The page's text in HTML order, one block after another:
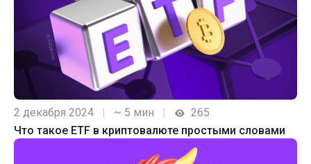
2 декабря 2024 ~ 5 мин
265
Что такое ETF в криптовалюте простыми словами